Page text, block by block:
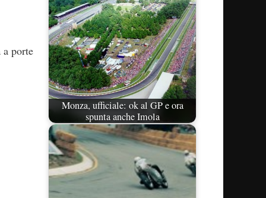
porte
Monza, ufficiale: ok al GP e ora
spunta anche Imola